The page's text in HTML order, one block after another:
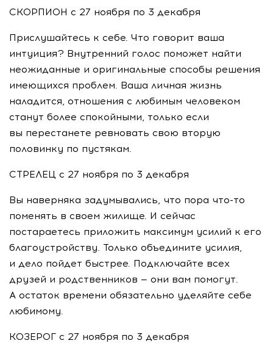
СКОРПИОН с 27 ноября по 3 декабря
Прислушайтесь к себе. Что говорит ваша
интуиция? Внутренний голос поможет найти
неожиданные и оригинальные способы решения
имеющихся проблем. Ваша личная жизнь
наладится, отношения с любимым человеком
станут более спокойными, только если
вы перестанете ревновать свою вторую
половинку по пустякам.
СТРЕЛЕЦ с 27 ноября по 3 декабря
Вы наверняка задумывались, что пора что-то
поменять в своем жилище. И сейчас
постараетесь приложить максимум усилий к его
благоустройству. Только объедините усилия,
и дело пойдет быстрее. Подключайте всех
друзей и родственников — они вам помогут.
А остаток времени обязательно уделяйте себе
любимому.
КОЗЕРОГ с 27 ноября по 3 декабря